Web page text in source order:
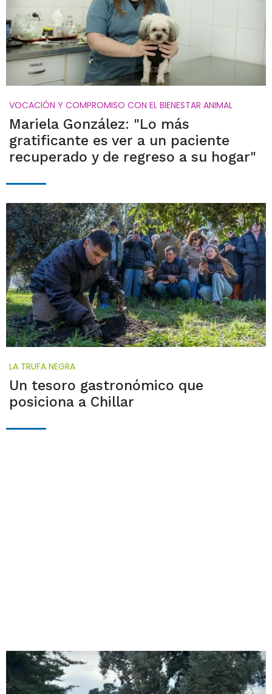
VOCACIÓN Y COMPROMISO CON EL BIENESTAR ANIMAL
Mariela González: "Lo más
gratificante es ver a un paciente
recuperado y de regreso a su hogar"
LA TRUFA NEGRA
Un tesoro gastronómico que
posiciona a Chillar